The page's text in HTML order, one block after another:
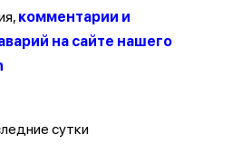
комментарии и
на сайте нашего
сутки